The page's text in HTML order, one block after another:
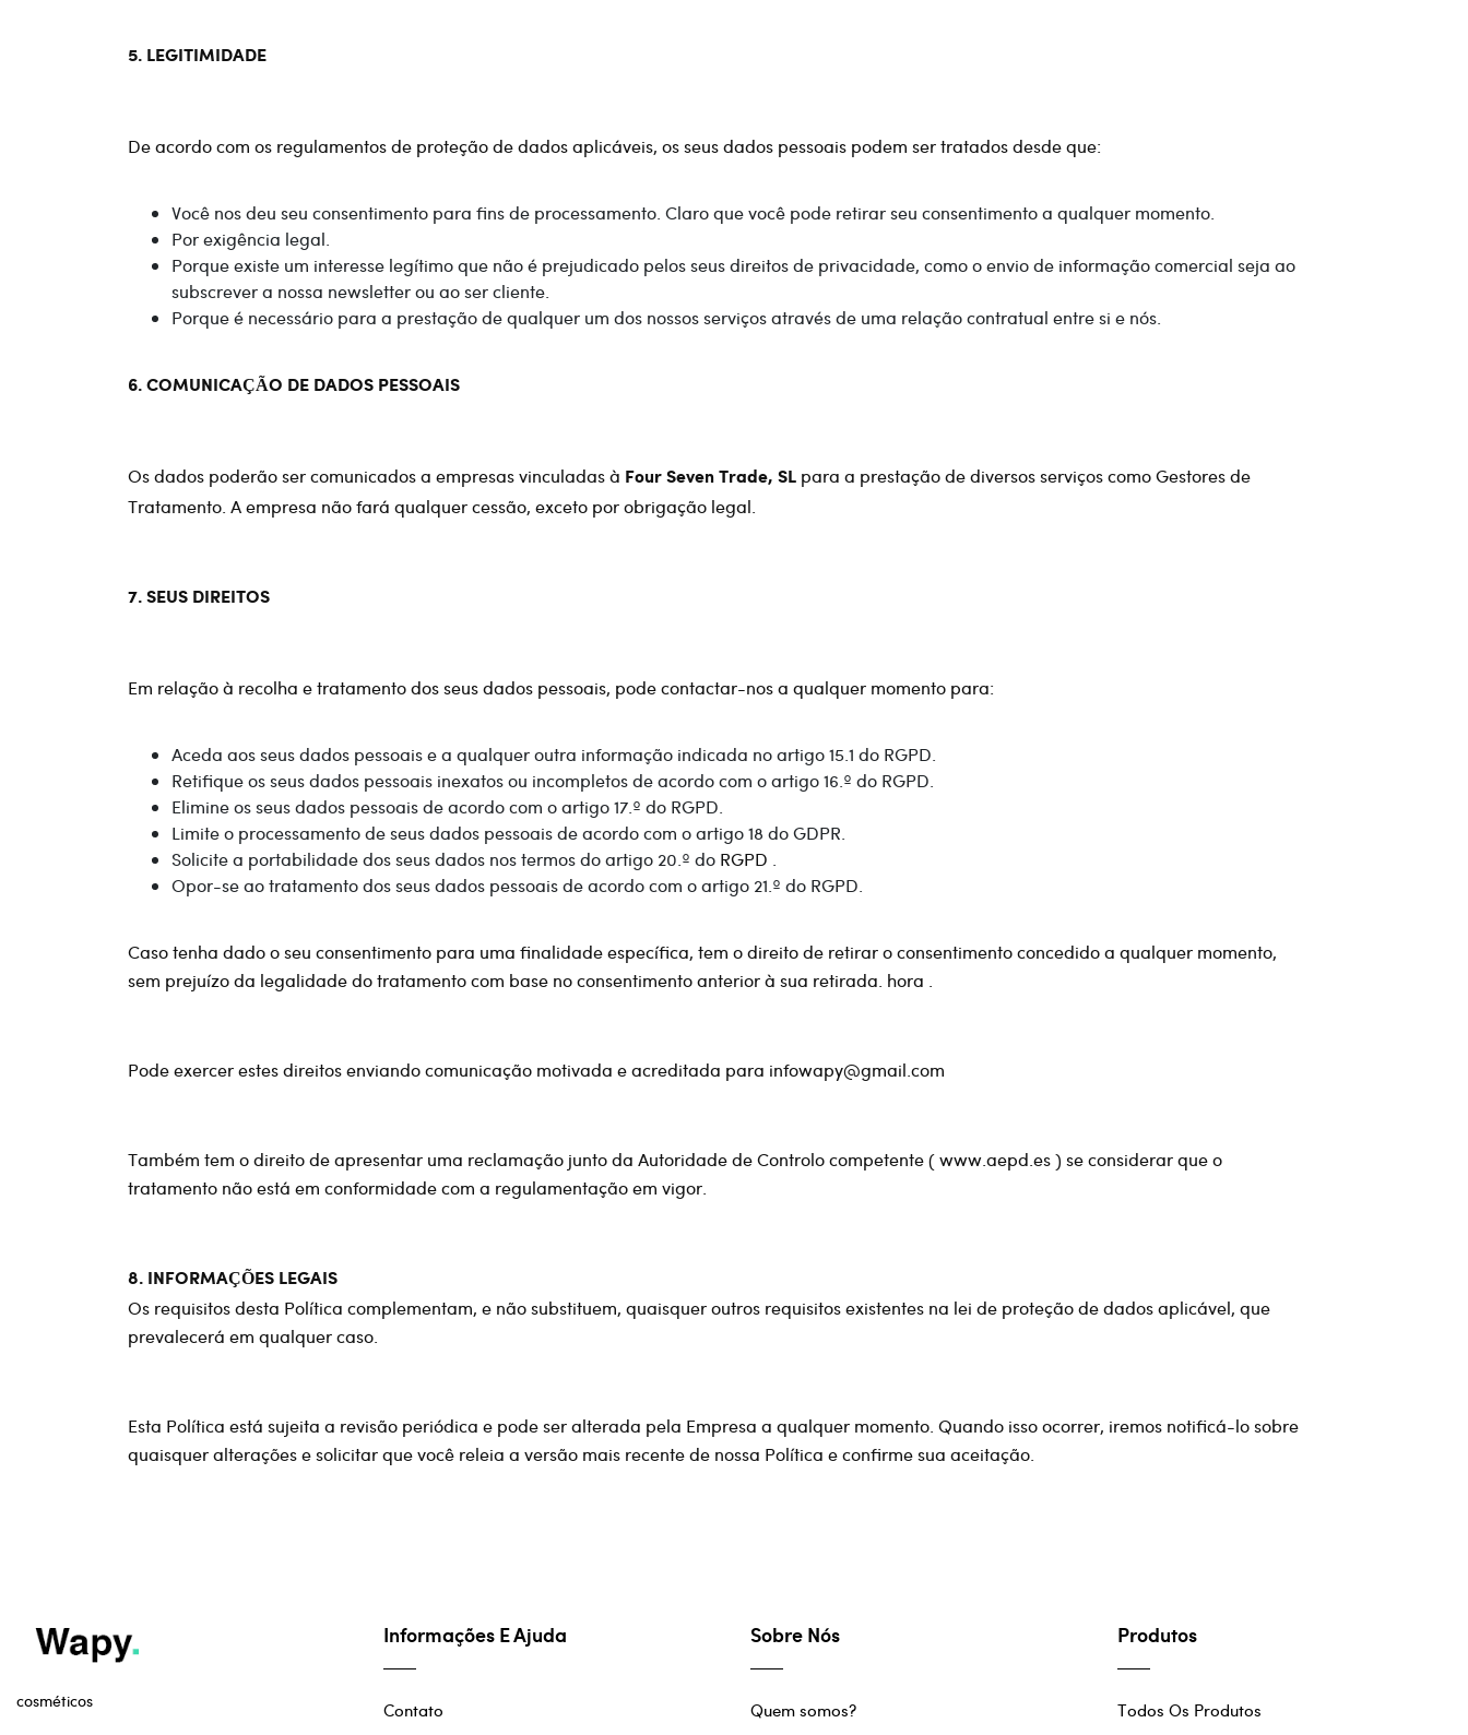
5. LEGITIMIDADE
De acordo com os regulamentos de proteção de dados aplicáveis, os seus dados pessoais podem ser tratados desde que:
Você nos deu seu consentimento para fins de processamento. Claro que você pode retirar seu consentimento a qualquer momento.
Por exigência legal.
Porque existe um interesse legítimo que não é prejudicado pelos seus direitos de privacidade, como o envio de informação comercial seja ao
subscrever a nossa newsletter ou ao ser cliente.
Porque é necessário para a prestação de qualquer um dos nossos serviços através de uma relação contratual entre si e nós.
6. COMUNICAÇÃO DE DADOS PESSOAIS
Os dados poderão ser comunicados a empresas vinculadas à Four Seven Trade, SL para a prestação de diversos serviços como Gestores de
Tratamento. A empresa não fará qualquer cessão, exceto por obrigação legal.
7. SEUS DIREITOS
Em relação à recolha e tratamento dos seus dados pessoais, pode contactar-nos a qualquer momento para:
Aceda aos seus dados pessoais e a qualquer outra informação indicada no artigo 15.1 do RGPD.
Retifique os seus dados pessoais inexatos ou incompletos de acordo com o artigo 16.º do RGPD.
Elimine os seus dados pessoais de acordo com o artigo 17.º do RGPD.
Limite o processamento de seus dados pessoais de acordo com o artigo 18 do GDPR.
Solicite a portabilidade dos seus dados nos termos do artigo 20.º do RGPD
Opor-se ao tratamento dos seus dados pessoais de acordo com o artigo 21.º do RGPD.
Caso tenha dado o seu consentimento para uma finalidade específica, tem o direito de retirar o consentimento concedido a qualquer momento,
sem prejuízo da legalidade do tratamento com base no consentimento anterior à sua retirada. hora
Pode exercer estes direitos enviando comunicação motivada e acreditada para infowapy@gmail.com
Também tem o direito de apresentar uma reclamação junto da Autoridade de Controlo competente (www.aepd.es) se considerar que o
tratamento não está em conformidade com a regulamentação em vigor.
8. INFORMAÇÕES LEGAIS
Os requisitos desta Política complementam, e não substituem, quaisquer outros requisitos existentes na lei de proteção de dados aplicável, que
prevalecerá em qualquer caso.
Esta Política está sujeita a revisão periódica e pode ser alterada pela Empresa a qualquer momento. Quando isso ocorrer, iremos notificá-lo sobre
quaisquer alterações e solicitar que você releia a versão mais recente de nossa Política e confirme sua aceitação.
cosméticos
Informações E Ajuda
Contato
Sobre Nós
Quem somos?
Produtos
Todos Os Produtos